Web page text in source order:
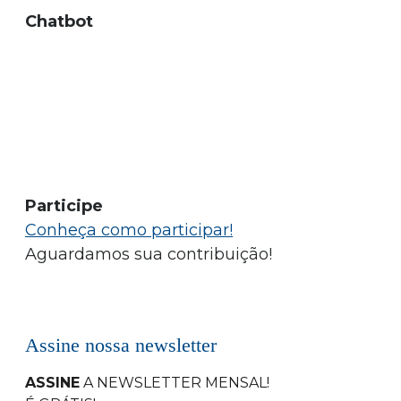
Chatbot
Participe
Conheça como participar!
Aguardamos sua contribuição!
Assine nossa newsletter
ASSINE A NEWSLETTER MENSAL!